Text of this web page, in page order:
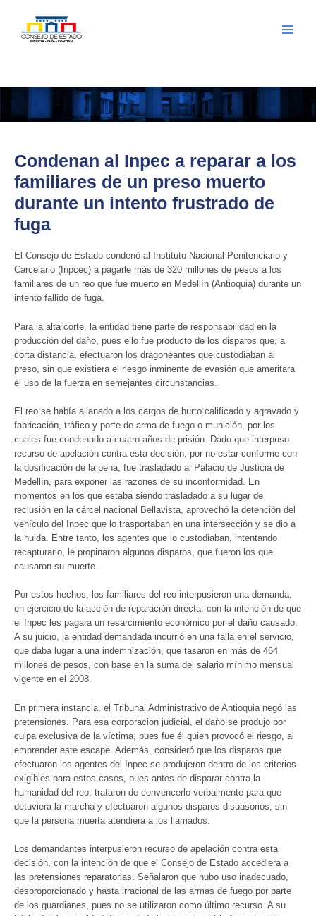
contenido
Condenan al Inpec a reparar a los
familiares de un preso muerto
durante un intento frustrado de
fuga
El Consejo de Estado condenó al Instituto Nacional Penitenciario y
Carcelario (Inpcec) a pagarle más de 320 millones de pesos a los
familiares de un reo que fue muerto en Medellín (Antioquia) durante un
intento fallido de fuga.
Para la alta corte, la entidad tiene parte de responsabilidad en la
producción del daño, pues ello fue producto de los disparos que, a
corta distancia, efectuaron los dragoneantes que custodiaban al
preso, sin que existiera el riesgo inminente de evasión que ameritara
el uso de la fuerza en semejantes circunstancias.
El reo se había allanado a los cargos de hurto calificado y agravado y
fabricación, tráfico y porte de arma de fuego o munición, por los
cuales fue condenado a cuatro años de prisión. Dado que interpuso
recurso de apelación contra esta decisión, por no estar conforme con
la dosificación de la pena, fue trasladado al Palacio de Justicia de
Medellín, para exponer las razones de su inconformidad. En
momentos en los que estaba siendo trasladado a su lugar de
reclusión en la cárcel nacional Bellavista, aprovechó la detención del
vehículo del Inpec que lo trasportaban en una intersección y se dio a
la huida. Entre tanto, los agentes que lo custodiaban, intentando
recapturarlo, le propinaron algunos disparos, que fueron los que
causaron su muerte.
Por estos hechos, los familiares del reo interpusieron una demanda,
en ejercicio de la acción de reparación directa, con la intención de que
el Inpec les pagara un resarcimiento económico por el daño causado.
A su juicio, la entidad demandada incurrió en una falla en el servicio,
que daba lugar a una indemnización, que tasaron en más de 464
millones de pesos, con base en la suma del salario mínimo mensual
vigente en el 2008.
En primera instancia, el Tribunal Administrativo de Antioquia negó las
pretensiones. Para esa corporación judicial, el daño se produjo por
culpa exclusiva de la víctima, pues fue él quien provocó el riesgo, al
emprender este escape. Además, consideró que los disparos que
efectuaron los agentes del Inpec se produjeron dentro de los criterios
exigibles para estos casos, pues antes de disparar contra la
humanidad del reo, trataron de convencerlo verbalmente para que
detuviera la marcha y efectuaron algunos disparos disuasorios, sin
que la persona muerta atendiera a los llamados.
Los demandantes interpusieron recurso de apelación contra esta
decisión, con la intención de que el Consejo de Estado accediera a
las pretensiones reparatorias. Señalaron que hubo uso inadecuado,
desproporcionado y hasta irracional de las armas de fuego por parte
de los guardianes, pues no se utilizaron como último recurso. A su